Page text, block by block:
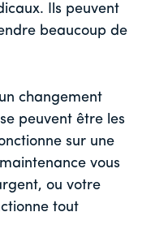
Ils peuvent
beaucoup de
changement
peuvent être les
sur une
vous
ou votre
tout